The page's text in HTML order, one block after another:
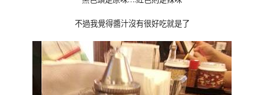
不過我覺得醬汁沒有很好吃就是了